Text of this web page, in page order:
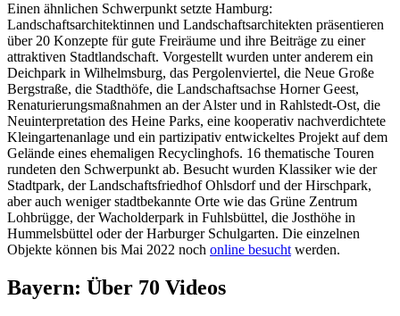
Einen ähnlichen Schwerpunkt setzte Hamburg:
Landschaftsarchitektinnen und Landschaftsarchitekten präsentieren
über 20 Konzepte für gute Freiräume und ihre Beiträge zu einer
attraktiven Stadtlandschaft. Vorgestellt wurden unter anderem ein
Deichpark in Wilhelmsburg, das Pergolenviertel, die Neue Große
Bergstraße, die Stadthöfe, die Landschaftsachse Horner Geest,
Renaturierungsmaßnahmen an der Alster und in Rahlstedt-Ost, die
Neuinterpretation des Heine Parks, eine kooperativ nachverdichtete
Kleingartenanlage und ein partizipativ entwickeltes Projekt auf dem
Gelände eines ehemaligen Recyclinghofs. 16 thematische Touren
rundeten den Schwerpunkt ab. Besucht wurden Klassiker wie der
Stadtpark, der Landschaftsfriedhof Ohlsdorf und der Hirschpark,
aber auch weniger stadtbekannte Orte wie das Grüne Zentrum
Lohbrügge, der Wacholderpark in Fuhlsbüttel, die Josthöhe in
Hummelsbüttel oder der Harburger Schulgarten. Die einzelnen
Objekte können bis Mai 2022 noch online besucht werden.
Bayern: Über 70 Videos